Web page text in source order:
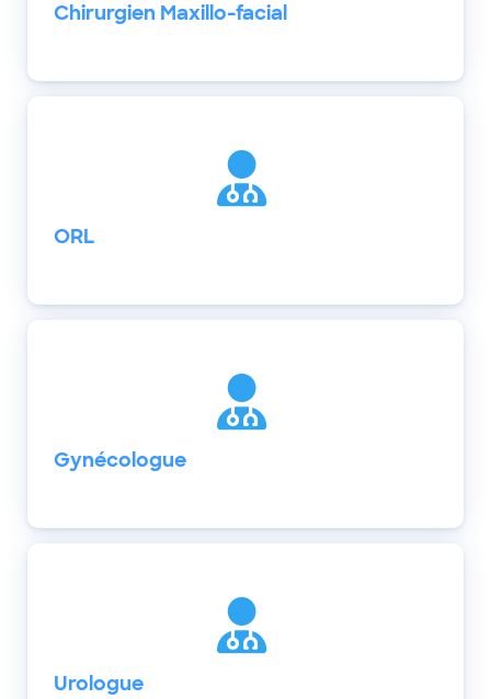
Chirurgien Maxillo-facial
ORL
Gynécologue
Urologue